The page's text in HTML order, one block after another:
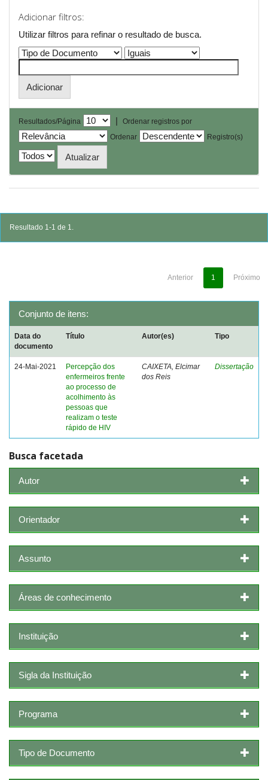
Adicionar filtros:
Utilizar filtros para refinar o resultado de busca.
Resultados/Página |
Ordenar registros por
Ordenar
Registro(s)
Resultado 1-1 de 1.
Anterior 1 Próximo
Conjunto de itens:
Data do
documento
Título Autor(es) Tipo
24-Mai-2021
Percepção dos
enfermeiros frente
ao processo de
acolhimento às
pessoas que
realizam o teste
rápido de HIV
CAIXETA, Elcimar
dos Reis
Dissertação
Busca facetada
Autor
Orientador
Assunto
Áreas de conhecimento
Instituição
Sigla da Instituição
Programa
Tipo de Documento